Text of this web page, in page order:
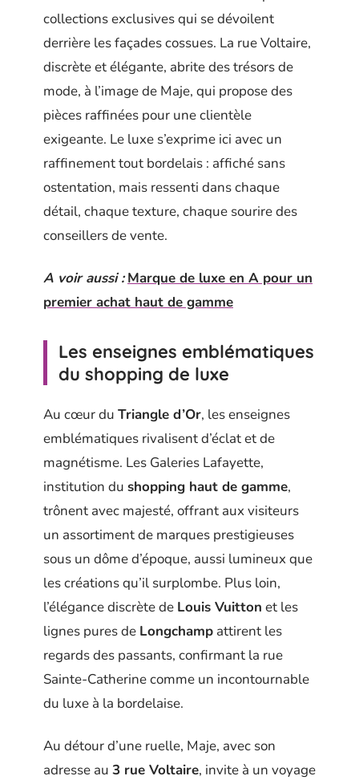
collections exclusives qui se dévoilent
derrière les façades cossues. La rue Voltaire,
discrète et élégante, abrite des trésors de
mode, à l’image de Maje, qui propose des
pièces raffinées pour une clientèle
exigeante. Le luxe s’exprime ici avec un
raffinement tout bordelais : affiché sans
ostentation, mais ressenti dans chaque
détail, chaque texture, chaque sourire des
conseillers de vente.
A voir aussi : Marque de luxe en A pour un
premier achat haut de gamme
Les enseignes emblématiques
du shopping de luxe
Au cœur du Triangle d’Or, les enseignes
emblématiques rivalisent d’éclat et de
magnétisme. Les Galeries Lafayette,
institution du shopping haut de gamme,
trônent avec majesté, offrant aux visiteurs
un assortiment de marques prestigieuses
sous un dôme d’époque, aussi lumineux que
les créations qu’il surplombe. Plus loin,
l’élégance discrète de Louis Vuitton et les
lignes pures de Longchamp attirent les
regards des passants, confirmant la rue
Sainte-Catherine comme un incontournable
du luxe à la bordelaise.
Au détour d’une ruelle, Maje, avec son
adresse au 3 rue Voltaire, invite à un voyage